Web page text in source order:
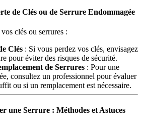
de Clés ou de Serrure Endommagée
clés ou serrures :
Clés : Si vous perdez vos clés, envisagez
pour éviter des risques de sécurité.
de Serrures : Pour une
consultez un professionnel pour évaluer
ou si un remplacement est nécessaire.
une Serrure : Méthodes et Astuces